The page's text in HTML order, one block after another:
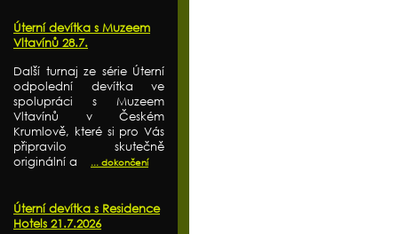
Úterní devítka s Muzeem
Vltavínů 28.7.
Další turnaj ze série Úterní
odpolední devítka ve
spolupráci s Muzeem
Vltavínů v Českém
Krumlově, které si pro Vás
připravilo skutečně
originální a
... dokončení
Úterní devítka s Residence
Hotels 21.7.2026